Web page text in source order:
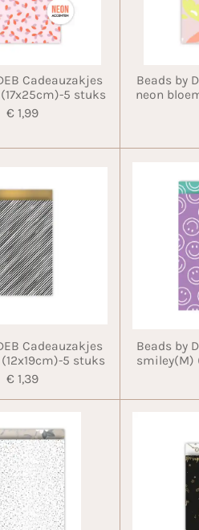
Cadeauzakjes
5 stuks
€ 1,99
Beads by
neon
Cadeauzakjes
5 stuks
€ 1,39
Beads by
smiley(M)